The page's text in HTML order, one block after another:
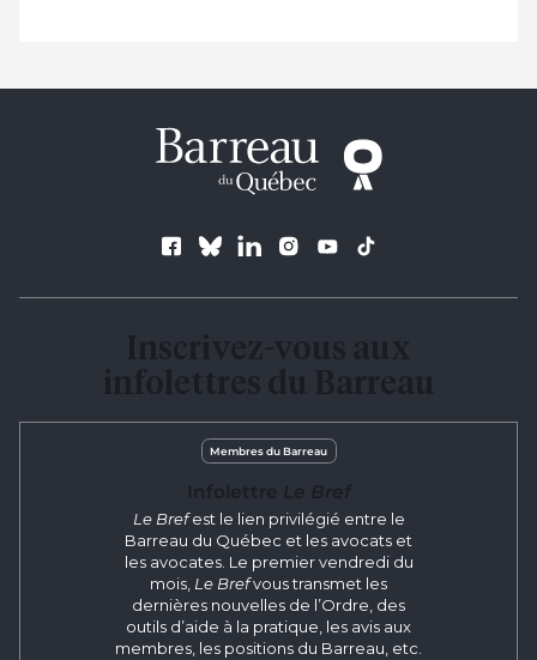
Suivez le Barreau
Membres du Barreau
Le Brefest le lien privilégié entre le
Barreau du Québec et les avocats et
les avocates. Le premier vendredi du
mois, Le Brefvous transmet les
dernières nouvelles de l’Ordre, des
outils d’aide à la pratique, les avis aux
membres, les positions du Barreau, etc.